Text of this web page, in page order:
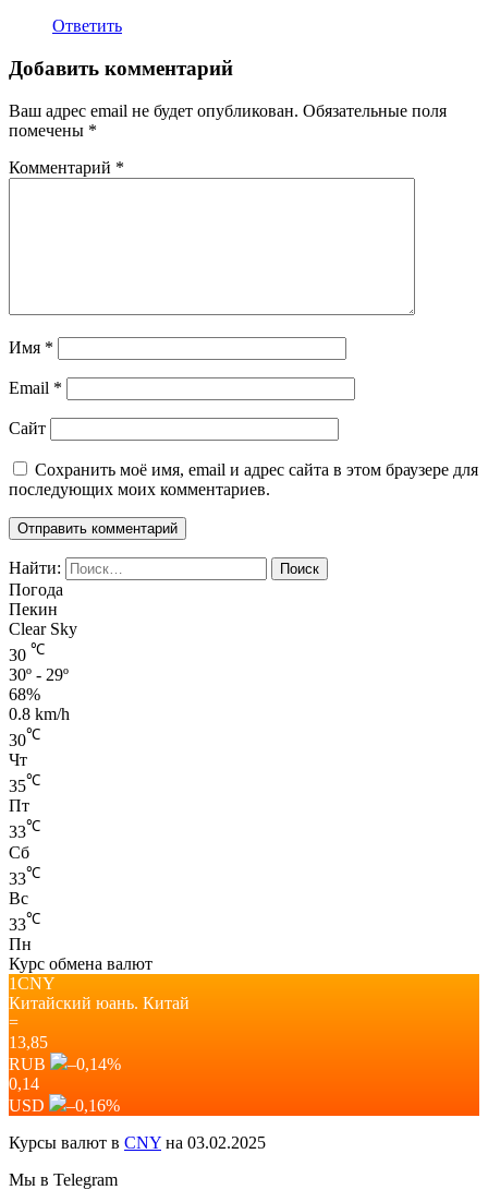
Ответить
Добавить комментарий
Ваш адрес email не будет опубликован. Обязательные поля
помечены *
Комментарий *
Имя *
Email *
Сайт
Сохранить моё имя, email и адрес сайта в этом браузере для
последующих моих комментариев.
Найти:
Погода
Пекин
Clear Sky
30 ℃
30º - 29º
68%
0.8 km/h
30℃
Чт
35℃
Пт
33℃
Сб
33℃
Вс
33℃
Пн
Курс обмена валют
1CNY
Китайский юань. Китай
=
13,85
RUB
–0,14%
0,14
USD
–0,16%
Курсы валют в CNY на 03.02.2025
Мы в Telegram